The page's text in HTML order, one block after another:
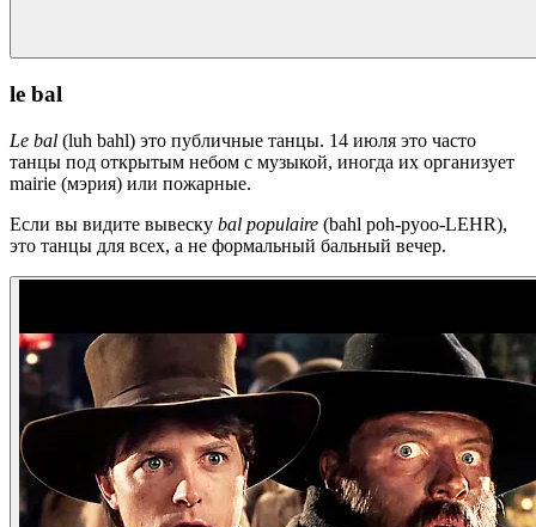
le bal
Le bal (luh bahl) это публичные танцы. 14 июля это часто
танцы под открытым небом с музыкой, иногда их организует
mairie (мэрия) или пожарные.
Если вы видите вывеску bal populaire (bahl poh-pyoo-LEHR),
это танцы для всех, а не формальный бальный вечер.